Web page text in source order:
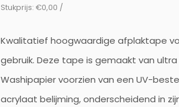
Stukprijs: €0,00 /
Kwalitatief hoogwaardige afplaktape
gebruik. Deze tape is gemaakt van
Washipapier voorzien van een UV-
acrylaat belijming, onderscheidend in